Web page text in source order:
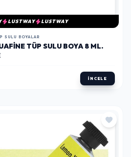
LUSTWAY LUSTWAY
SULU BOYALAR
TÜP SULU BOYA 8 ML.
İNCELE